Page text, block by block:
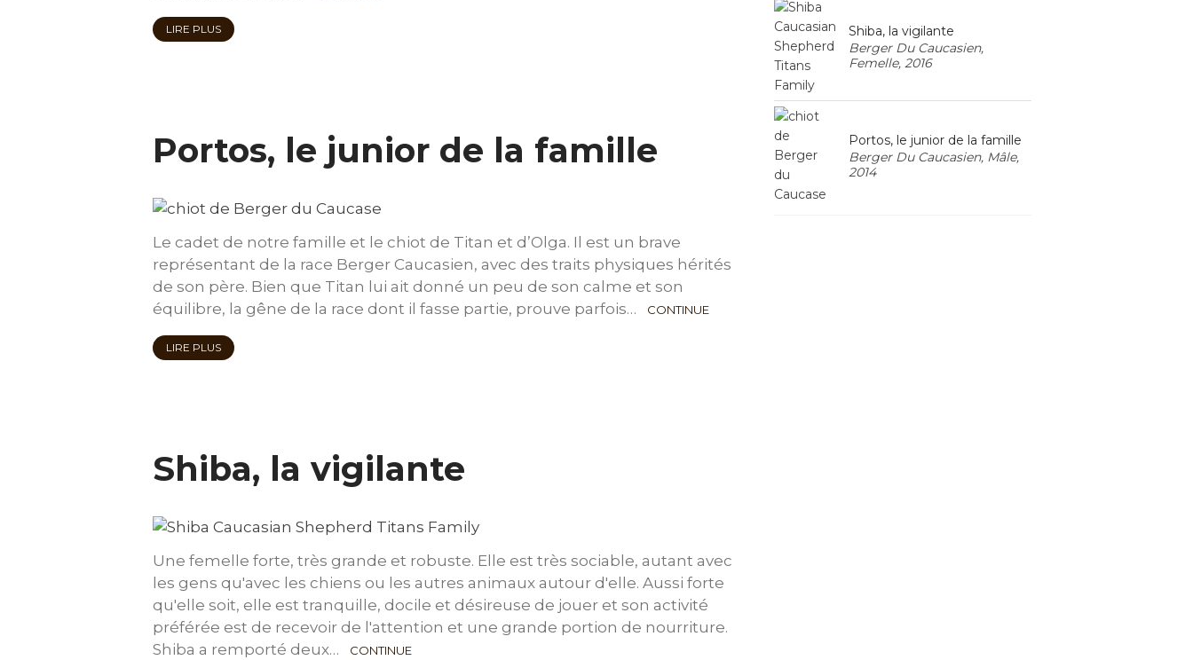
LIRE PLUS
Portos, le junior de la famille
Le cadet de notre famille et le chiot de Titan et d’Olga. Il est un brave
représentant de la race Berger Caucasien, avec des traits physiques hérités
de son père. Bien que Titan lui ait donné un peu de son calme et son
équilibre, la gêne de la race dont il fasse partie, prouve parfois…
CONTINUE
LIRE PLUS
Shiba, la vigilante
Une femelle forte, très grande et robuste. Elle est très sociable, autant avec
les gens qu'avec les chiens ou les autres animaux autour d'elle. Aussi forte
qu'elle soit, elle est tranquille, docile et désireuse de jouer et son activité
préférée est de recevoir de l'attention et une grande portion de nourriture.
Shiba a remporté deux…
CONTINUE
Shiba, la vigilante
Berger Du Caucasien,
Femelle, 2016
Portos, le junior de la famille
Berger Du Caucasien, Mâle,
2014